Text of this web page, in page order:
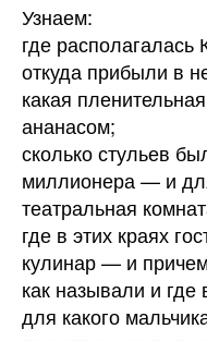
Узнаем:
где
откуда прибыли в
какая
ананасом;
сколько стульев
миллионера — и
театральная
где в этих краях
кулинар — и
как называли и
для какого